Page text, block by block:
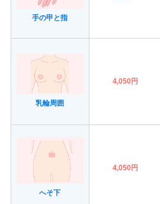
手の甲と指
乳輪周囲
4,050円
へそ下
4,050円